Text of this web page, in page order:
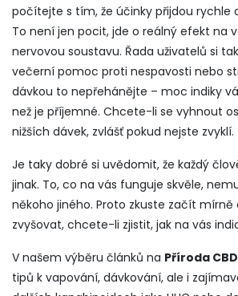
počítejte s tím, že účinky přijdou rychle
To není jen pocit, jde o reálný efekt na
nervovou soustavu. Řada uživatelů si
večerní pomoc proti nespavosti nebo
dávkou to nepřehánějte – moc indiky
než je příjemné. Chcete-li se vyhnout
nižších dávek, zvlášť pokud nejste zvyklí.
Je taky dobré si uvědomit, že každý
jinak. To, co na vás funguje skvěle,
někoho jiného. Proto zkuste začít
zvyšovat, chcete-li zjistit, jak na vás
V našem výběru článků na Příroda CBD
tipů k vapování, dávkování, ale i